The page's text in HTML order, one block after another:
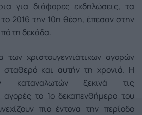
για διάφορες εκδηλώσεις, τα
το 2016 την 10η θέση, έπεσαν στην
τη δεκάδα.
των χριστουγεννιάτικων αγορών
σταθερό και αυτήν τη χρονιά. Η
καταναλωτών ξεκινά τις
αγορές το 1ο δεκαπενθήμερο του
πιο έντονα την περίοδο